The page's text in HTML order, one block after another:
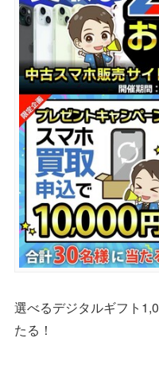
選べるデジタルギフト
たる！